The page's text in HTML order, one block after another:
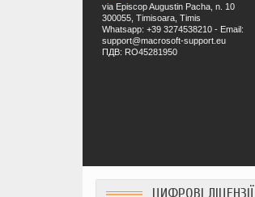
via Episcop Augustin Pacha, n. 10
300055, Timisoara, Timis
Whatsapp: +39 3274538210 - Email:
support@macrosoft-support.eu
ПДВ: RO45281950
ЦИФРОВІ ЛІЦЕНЗІЇ